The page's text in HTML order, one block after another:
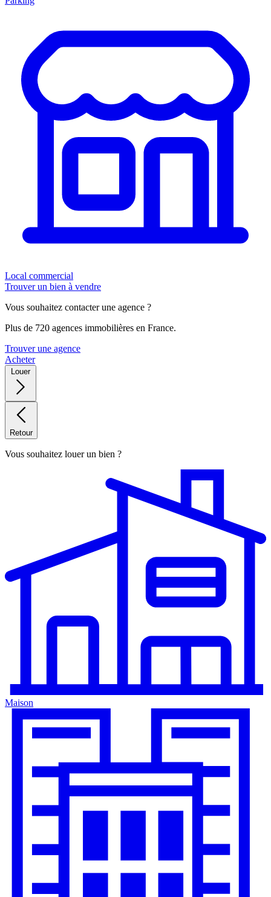
Local commercial
Trouver un bien à vendre
Vous souhaitez contacter une agence ?
Plus de 720 agences immobilières en France.
Trouver une agence
Acheter
Louer
Retour
Vous souhaitez louer un bien ?
Maison